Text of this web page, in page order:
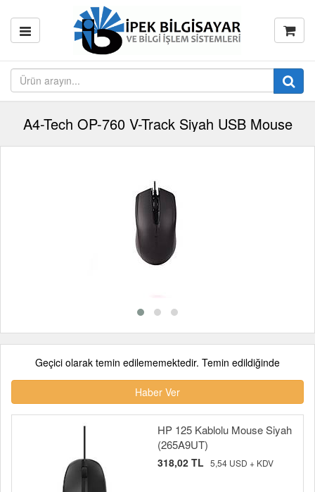
A4-Tech OP-760 V-Track Siyah USB Mouse
Geçici olarak temin edilememektedir. Temin edildiğinde
Haber Ver
HP 125 Kablolu Mouse Siyah
(265A9UT)
318,02 TL 5,54 USD + KDV